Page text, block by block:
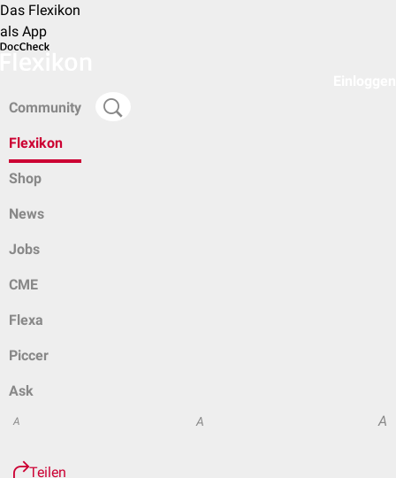
Das Flexikon
als App
Community
Flexikon
Shop
News
Jobs
CME
Flexa
Piccer
Ask
A A A
Teilen